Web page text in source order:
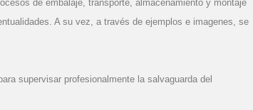
de embalaje, transporte, almacenamiento y montaje
A su vez, a través de ejemplos e imagenes, se
supervisar profesionalmente la salvaguarda del